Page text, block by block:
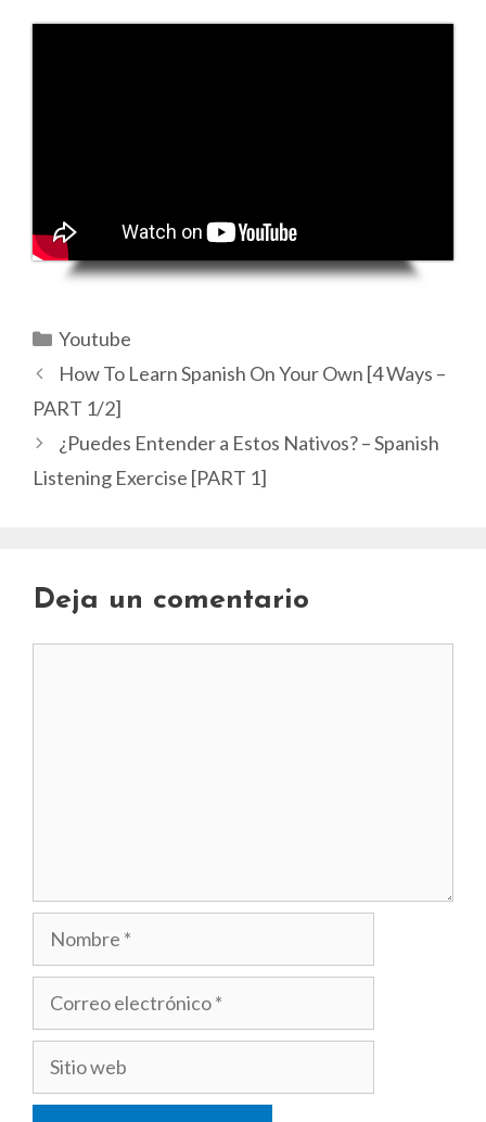
Categorías
Youtube
How To Learn Spanish On Your Own [4 Ways –
PART 1/2]
¿Puedes Entender a Estos Nativos? – Spanish
Listening Exercise [PART 1]
Deja un comentario
Nombre
Correo
Sitio